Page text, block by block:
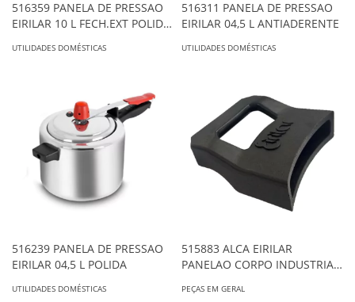
516359 PANELA DE PRESSAO
EIRILAR 10 L FECH.EXT POLIDA
UTILIDADES DOMÉSTICAS
516311 PANELA DE PRESSAO
EIRILAR 04,5 L ANTIADERENTE
UTILIDADES DOMÉSTICAS
516239 PANELA DE PRESSAO
EIRILAR 04,5 L POLIDA
UTILIDADES DOMÉSTICAS
515883 ALCA EIRILAR
PANELAO CORPO INDUSTRIAL
PEÇAS EM GERAL